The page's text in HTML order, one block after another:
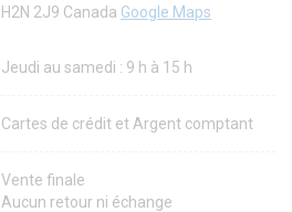
H2N 2J9 Canada Google Maps
Jeudi au samedi : 9 h à 15 h
Cartes de crédit et Argent comptant
Vente finale
Aucun retour ni échange